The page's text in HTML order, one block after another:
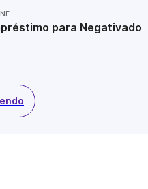
para Negativado